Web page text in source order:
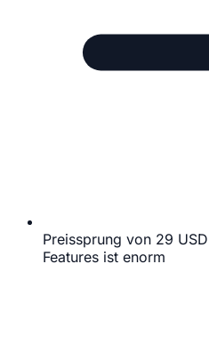
Preissprung von 29
Features ist enorm